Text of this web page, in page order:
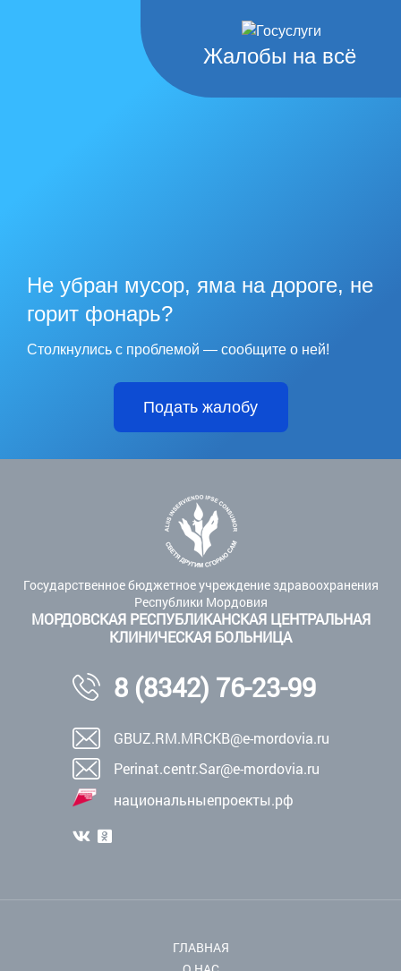
Жалобы на всё
Не убран мусор, яма на дороге, не
горит фонарь?
Столкнулись с проблемой — сообщите о ней!
Подать жалобу
Государственное бюджетное учреждение здравоохранения
Республики Мордовия
МОРДОВСКАЯ РЕСПУБЛИКАНСКАЯ ЦЕНТРАЛЬНАЯ
КЛИНИЧЕСКАЯ БОЛЬНИЦА
8 (8342) 76-23-99
GBUZ.RM.MRCKB@e-mordovia.ru
Perinat.centr.Sar@e-mordovia.ru
национальныепроекты.рф
ГЛАВНАЯ